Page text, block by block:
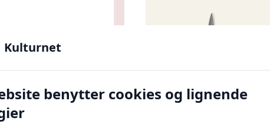
Kulturnet
benytter cookies og lignende